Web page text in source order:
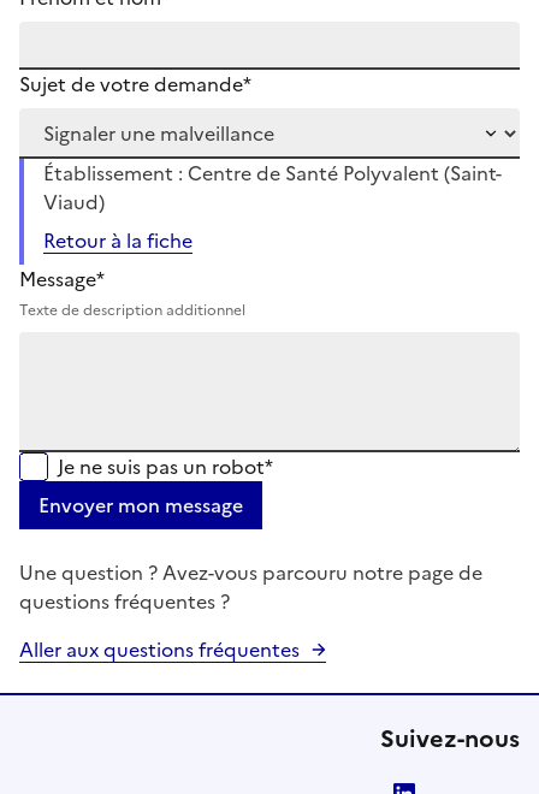
Sujet de votre demande*
Établissement : Centre de Santé Polyvalent (Saint-
Viaud)
Retour à la fiche
Message*
Texte de description additionnel
Je ne suis pas un robot*
Envoyer mon message
Une question ? Avez-vous parcouru notre page de
questions fréquentes ?
Aller aux questions fréquentes
Suivez-nous